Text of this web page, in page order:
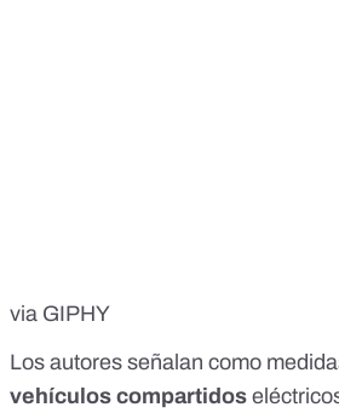
via GIPHY
Los autores señalan como
vehículos compartidos